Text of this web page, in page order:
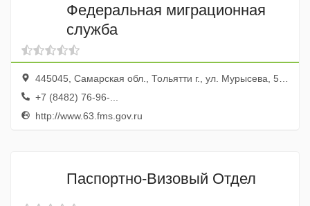
Федеральная миграционная
служба
445045, Самарская обл., Тольятти г., ул. Мурысева, 59а
+7 (8482) 76-96-...
http://www.63.fms.gov.ru
Паспортно-Визовый Отдел